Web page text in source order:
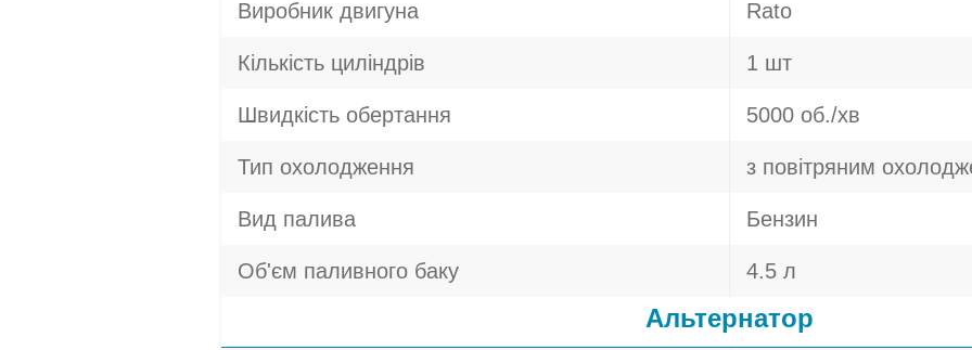
Виробник двигуна Rato
Кількість циліндрів 1 шт
Швидкість обертання 5000 об./хв
Тип охолодження з повітряним
Вид палива Бензин
Об'єм паливного баку 4.5 л
Альтернатор